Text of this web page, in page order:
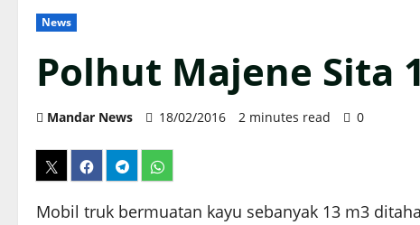
News
Polhut Majene Sita
Mandar News 18/02/2016 2 minutes read 0
Mobil truk bermuatan kayu sebanyak 13 m3